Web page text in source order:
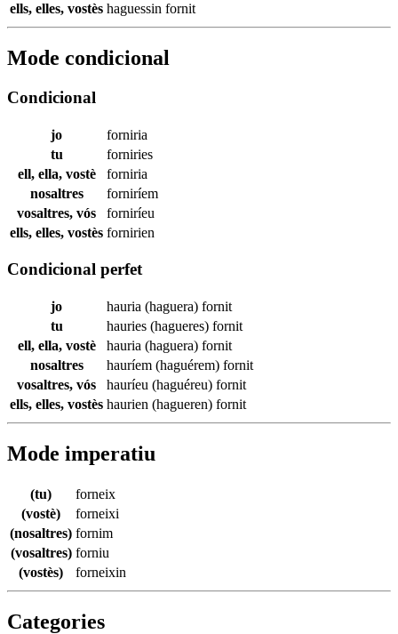
ells, elles, vostès haguessin fornit
Mode condicional
Condicional
jo
forniria
tu
forniries
ell, ella, vostè
forniria
nosaltres
forniríem
vosaltres, vós
forniríeu
ells, elles, vostès fornirien
Condicional perfet
jo hauria (haguera) fornit
tu
hauries (hagueres) fornit
ell, ella, vostè
hauria (haguera) fornit
nosaltres
hauríem (haguérem) fornit
vosaltres, vós
hauríeu (haguéreu) fornit
ells, elles, vostès haurien (hagueren) fornit
Mode imperatiu
(tu)
forneix
(vostè)
forneixi
(nosaltres) fornim
(vosaltres) forniu
(vostès)
forneixin
Categories